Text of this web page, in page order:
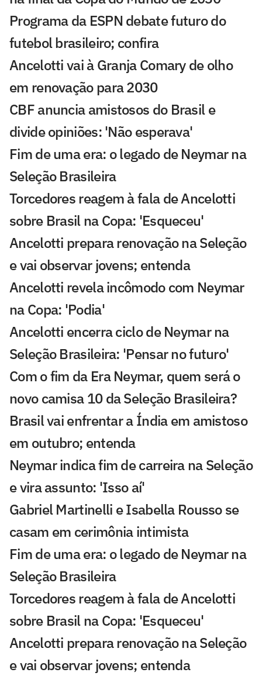
Programa da ESPN debate futuro do
futebol brasileiro; confira
Ancelotti vai à Granja Comary de olho
em renovação para 2030
CBF anuncia amistosos do Brasil e
divide opiniões: 'Não esperava'
Fim de uma era: o legado de Neymar na
Seleção Brasileira
Torcedores reagem à fala de Ancelotti
sobre Brasil na Copa: 'Esqueceu'
Ancelotti prepara renovação na Seleção
e vai observar jovens; entenda
Ancelotti revela incômodo com Neymar
na Copa: 'Podia'
Ancelotti encerra ciclo de Neymar na
Seleção Brasileira: 'Pensar no futuro'
Com o fim da Era Neymar, quem será o
novo camisa 10 da Seleção Brasileira?
Brasil vai enfrentar a Índia em amistoso
em outubro; entenda
Neymar indica fim de carreira na Seleção
e vira assunto: 'Isso aí'
Gabriel Martinelli e Isabella Rousso se
casam em cerimônia intimista
Fim de uma era: o legado de Neymar na
Seleção Brasileira
Torcedores reagem à fala de Ancelotti
sobre Brasil na Copa: 'Esqueceu'
Ancelotti prepara renovação na Seleção
e vai observar jovens; entenda